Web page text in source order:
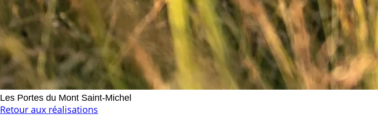
Les Portes du Mont Saint-Michel
Retour aux réalisations